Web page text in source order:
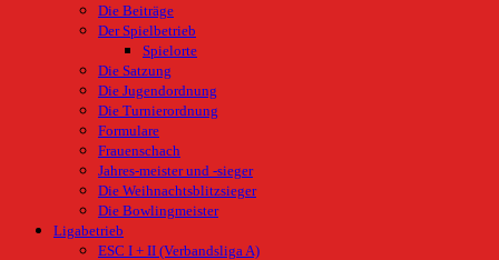
Die Beiträge
Der Spielbetrieb
Spielorte
Die Satzung
Die Jugendordnung
Die Turnierordnung
Formulare
Frauenschach
Jahres-meister und -sieger
Die Weihnachtsblitzsieger
Die Bowlingmeister
Ligabetrieb
ESC I + II (Verbandsliga A)